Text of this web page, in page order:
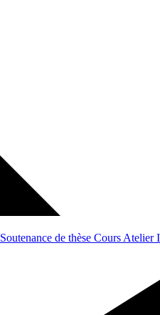
Soutenance de thèse Cours Atelier